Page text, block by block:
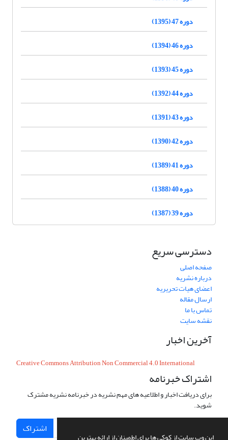
این وب سایت از کوکی ها برای اطمینان از ارائه بهترین
دوره 47 (1395)
دوره 46 (1394)
دوره 45 (1393)
دوره 44 (1392)
دوره 43 (1391)
دوره 42 (1390)
دوره 41 (1389)
دوره 40 (1388)
دوره 39 (1387)
دسترسی سریع
صفحه اصلی
درباره نشریه
اعضای هیات تحریریه
ارسال مقاله
تماس با ما
نقشه سایت
آخرین اخبار
Creative Commons Attribution Non Commercial 4.0 International
اشتراک خبرنامه
برای دریافت اخبار و اطلاعیه های مهم نشریه در خبرنامه نشریه مشترک
شوید.
اشتراک